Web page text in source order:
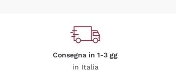
Consegna in 1-3 gg
in Italia